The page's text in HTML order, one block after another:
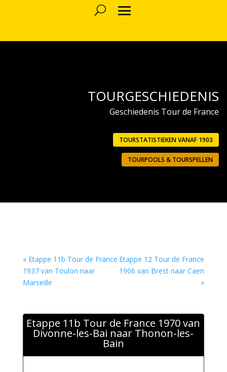
TOURGESCHIEDENIS
Geschiedenis Tour de France
TOURSTATISTIEKEN VANAF 1903
TOURPOOLS & TOURSPELLEN
« Etappe 11b Tour de France
1937 van Toulon naar
Marseille
Etappe 12 Tour de France
1906 van Brest naar Caen
»
Etappe 11b Tour de France 1970 van
Divonne-les-Bai naar Thonon-les-
Bain